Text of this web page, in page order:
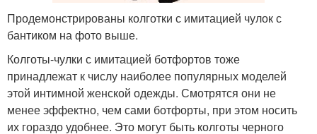
Продемонстрированы колготки с имитацией чулок с
бантиком на фото выше.
Колготы-чулки с имитацией ботфортов тоже
принадлежат к числу наиболее популярных моделей
этой интимной женской одежды. Смотрятся они не
менее эффектно, чем сами ботфорты, при этом носить
их гораздо удобнее. Это могут быть колготы черного